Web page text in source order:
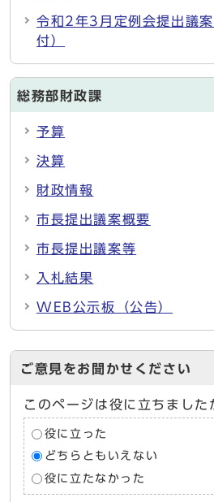
令和2年3月定例会提出議
付）
総務部財政課
予算
決算
財政情報
市長提出議案概要
市長提出議案等
入札結果
WEB公示板（公告）
ご意見をお聞かせください
このページは役に立ちました
役に立った
どちらともいえない
役に立たなかった